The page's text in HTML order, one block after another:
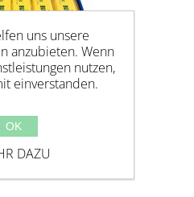
BUTTER 14CM
uns unsere
anzubieten. Wenn
nutzen,
einverstanden.
OK
DAZU